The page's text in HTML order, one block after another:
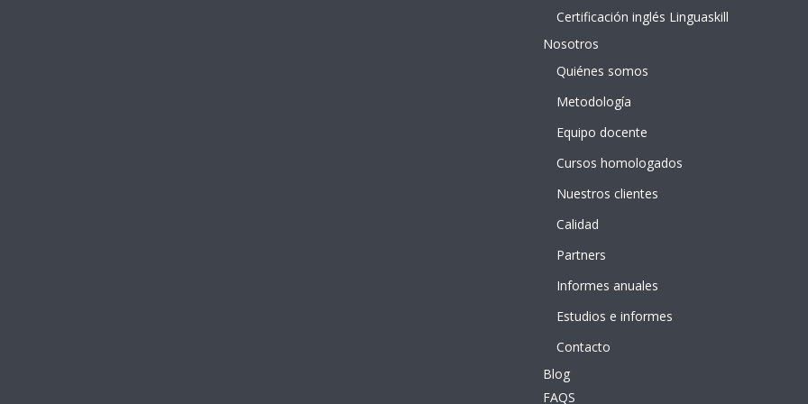
Certificación inglés Linguaskill
Nosotros
Quiénes somos
Metodología
Equipo docente
Cursos homologados
Nuestros clientes
Calidad
Partners
Informes anuales
Estudios e informes
Contacto
Blog
FAQS